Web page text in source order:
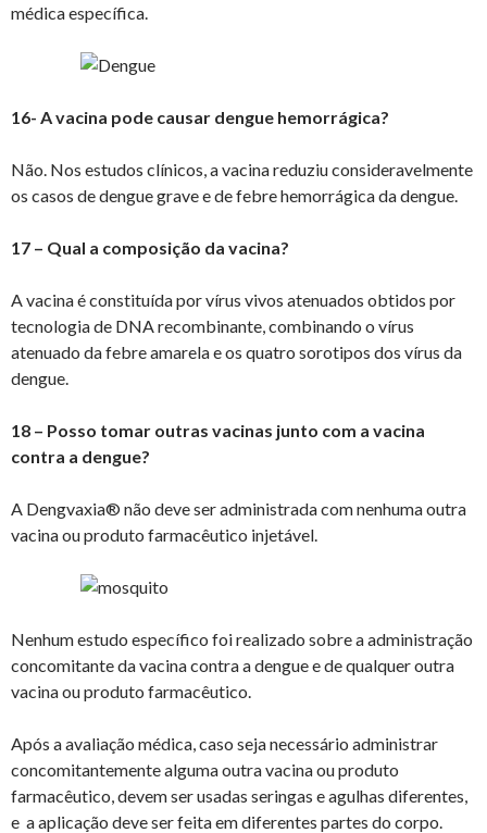
médica específica.
16- A vacina pode causar dengue hemorrágica?
Não. Nos estudos clínicos, a vacina reduziu consideravelmente
os casos de dengue grave e de febre hemorrágica da dengue.
17 – Qual a composição da vacina?
A vacina é constituída por vírus vivos atenuados obtidos por
tecnologia de DNA recombinante, combinando o vírus
atenuado da febre amarela e os quatro sorotipos dos vírus da
dengue.
18 – Posso tomar outras vacinas junto com a vacina
contra a dengue?
A Dengvaxia® não deve ser administrada com nenhuma outra
vacina ou produto farmacêutico injetável.
Nenhum estudo específico foi realizado sobre a administração
concomitante da vacina contra a dengue e de qualquer outra
vacina ou produto farmacêutico.
Após a avaliação médica, caso seja necessário administrar
concomitantemente alguma outra vacina ou produto
farmacêutico, devem ser usadas seringas e agulhas diferentes,
e a aplicação deve ser feita em diferentes partes do corpo.